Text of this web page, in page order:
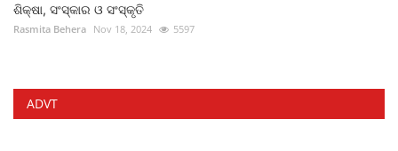
ଶିକ୍ଷା, ସଂସ୍କାର ଓ ସଂସ୍କୃତି
Rasmita Behera Nov 18, 2024 5597
ADVT